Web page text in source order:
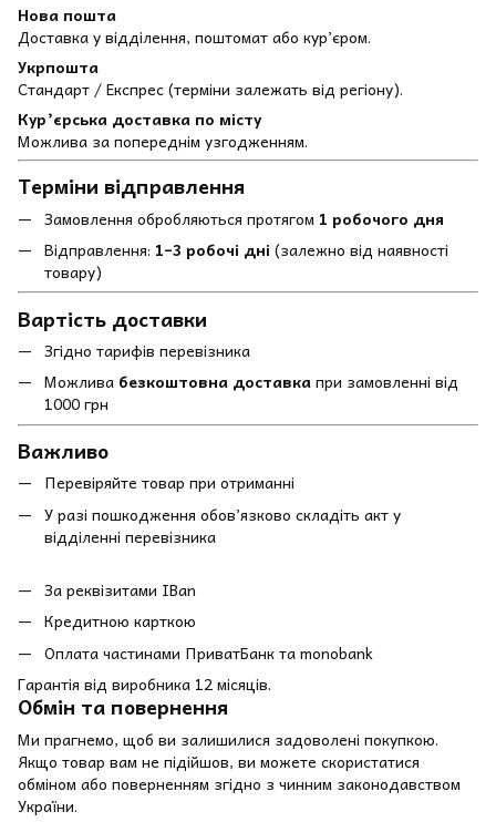
Нова пошта
Доставка у відділення, поштомат або кур’єром.
Укрпошта
Стандарт / Експрес (терміни залежать від регіону).
Кур’єрська доставка по місту
Можлива за попереднім узгодженням.
Терміни відправлення
Замовлення обробляються протягом 1 робочого дня
Відправлення: 1–3 робочі дні (залежно від наявності
товару)
Вартість доставки
Згідно тарифів перевізника
Можлива безкоштовна доставкапри замовленні від
1000 грн
Важливо
Перевіряйте товар при отриманні
У разі пошкодження обов’язково складіть акт у
відділенні перевізника
За реквізитами IBan
Кредитною карткою
Оплата частинами ПриватБанк та monobank
Гарантія від виробника 12 місяців.
Обмін та повернення
Ми прагнемо, щоб ви залишилися задоволені покупкою.
Якщо товар вам не підійшов, ви можете скористатися
обміном або поверненням згідно з чинним законодавством
України.